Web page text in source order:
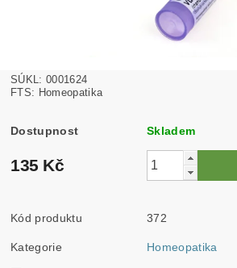
SÚKL: 0001624
FTS: Homeopatika
Dostupnost Skladem
135 Kč
Kód produktu 372
Kategorie Homeopatika